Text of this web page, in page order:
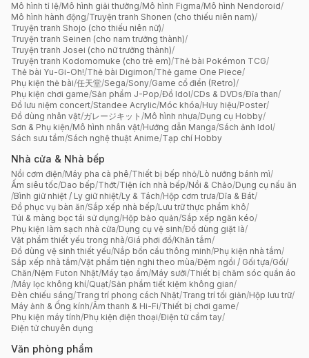
Mô hình tỉ lệ/Mô hình giải thưởng/Mô hình Figma/Mô hình Nendoroid/
Mô hình hành động/Truyện tranh Shonen (cho thiếu niên nam)/
Truyện tranh Shojo (cho thiếu niên nữ)/
Truyện tranh Seinen (cho nam trưởng thành)/
Truyện tranh Josei (cho nữ trưởng thành)/
Truyện tranh Kodomomuke (cho trẻ em)/Thẻ bài Pokémon TCG/
Thẻ bài Yu-Gi-Oh!/Thẻ bài Digimon/Thẻ game One Piece/
Phụ kiện thẻ bài/任天堂/Sega/Sony/Game cổ điển (Retro)/
Phụ kiện chơi game/Sản phẩm J-Pop/Đồ Idol/CDs & DVDs/Đĩa than/
Đồ lưu niệm concert/Standee Acrylic/Móc khóa/Huy hiệu/Poster/
Đồ dùng nhân vật/ガレージキット /Mô hình nhựa/Dụng cụ Hobby/
Sơn & Phụ kiện/Mô hình nhân vật/Hướng dẫn Manga/Sách ảnh Idol/
Sách sưu tầm/Sách nghệ thuật Anime/Tạp chí Hobby
Nhà cửa & Nhà bếp
Nồi cơm điện/Máy pha cà phê/Thiết bị bếp nhỏ/Lò nướng bánh mì/
Ấm siêu tốc/Dao bếp/Thớt/Tiện ích nhà bếp/Nồi & Chảo/Dụng cụ nấu ăn
/Bình giữ nhiệt / Ly giữ nhiệt/Ly & Tách/Hộp cơm trưa/Dĩa & Bát/
Đồ phục vụ bàn ăn/Sắp xếp nhà bếp/Lưu trữ thực phẩm khô/
Túi & màng bọc tái sử dụng/Hộp bảo quản/Sắp xếp ngăn kéo/
Phụ kiện làm sạch nhà cửa/Dụng cụ vệ sinh/Đồ dùng giặt là/
Vật phẩm thiết yếu trong nhà/Giá phơi đồ/Khăn tắm/
Đồ dùng vệ sinh thiết yếu/Nắp bồn cầu thông minh/Phụ kiện nhà tắm/
Sắp xếp nhà tắm/Vật phẩm tiện nghi theo mùa/Đệm ngồi / Gối tựa/Gối/
Chăn/Nệm Futon Nhật/Máy tạo ẩm/Máy sưởi/Thiết bị chăm sóc quần áo
/Máy lọc không khí/Quạt/Sản phẩm tiết kiệm không gian/
Đèn chiếu sáng/Trang trí phong cách Nhật/Trang trí tối giản/Hộp lưu trữ/
Máy ảnh & Ống kính/Âm thanh & Hi-Fi/Thiết bị chơi game/
Phụ kiện máy tính/Phụ kiện điện thoại/Điện tử cầm tay/
Điện tử chuyên dụng
Văn phòng phẩm